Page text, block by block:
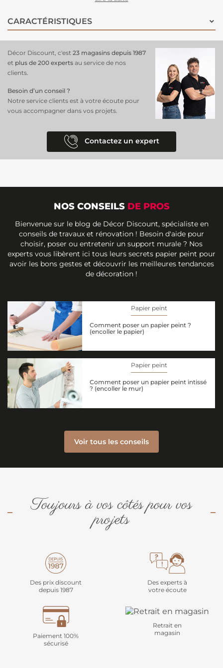
beige, harmonieusement associé aux nuances bleues des fleurs, crée
une ambiance sereine. Cepapier peint est idéale pour les salons,
CARACTÉRISTIQUES
Décor Discount, c'est 23 magasins depuis 1987
et plus de 200 experts au service de nos
clients.
Besoin d’un conseil ?
Notre service clients est à votre écoute pour
vous accompagner dans vos projets.
Contactez un expert
NOS CONSEILS DE PROS
Bienvenue sur le blog de Décor Discount, spécialiste en
conseils de travaux et rénovation ! Besoin d'aide pour
choisir, poser ou entretenir un support murale ? Nos
experts vous libèrent ici tous leurs secrets papier peint pour
avoir les bons gestes et découvrir les meilleures tendances
de décoration !
Papier peint
Comment poser un papier peint ?
(encoller le papier)
Papier peint
Comment poser un papier peint intissé
? (encoller le mur)
Voir tous les conseils
Toujours à vos côtés pour vos
projets
Des prix discount
depuis 1987
Des experts à
votre écoute
Paiement 100%
sécurisé
Retrait en
magasin